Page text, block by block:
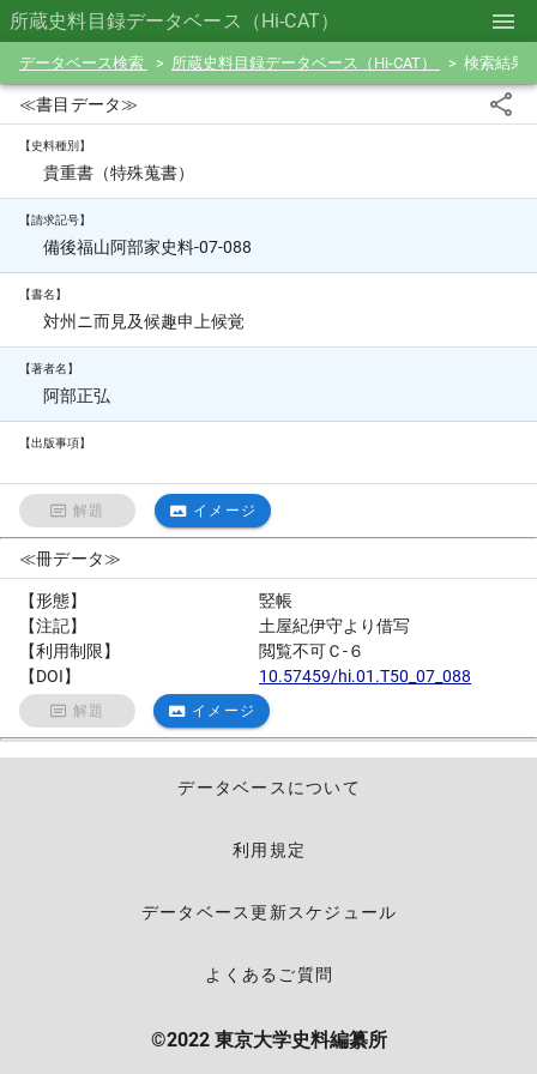
所蔵史料目録データベース（Hi-CAT）
データベース検索 所蔵史料目録データベース（Hi-CAT） 検索結果
≪書目データ≫
【史料種別】
貴重書（特殊蒐書）
【請求記号】
備後福山阿部家史料-07-088
【書名】
対州ニ而見及候趣申上候覚
【著者名】
阿部正弘
【出版事項】
解題 イメージ
≪冊データ≫
【形態】
竪帳
【注記】
土屋紀伊守より借写
【利用制限】
閲覧不可Ｃ-６
【DOI】
10.57459/hi.01.T50_07_088
解題 イメージ
データベースについて
利用規定
データベース更新スケジュール
よくあるご質問
©2022 東京大学史料編纂所